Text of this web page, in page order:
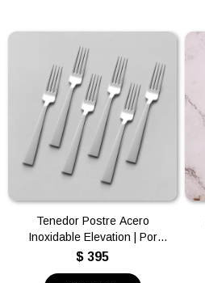
Tenedor Postre Acero
Inoxidable Elevation | Por
unidad
$ 395